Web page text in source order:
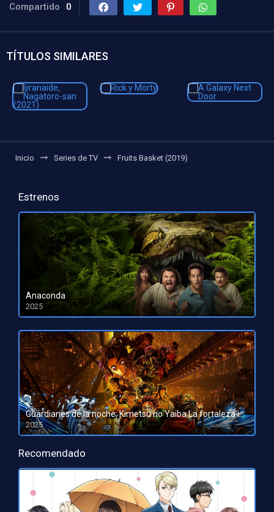
Compartido 0
TÍTULOS SIMILARES
Inicio Series de TV Fruits Basket (2019)
Estrenos
Anaconda
2025
HD 1080pHD 720p
Guardianes de la noche: Kimetsu no Yaiba La fortaleza infinita
2025
HD 1080pHD 720p
Recomendado